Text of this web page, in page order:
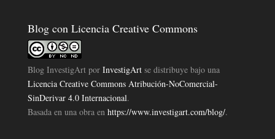
Blog con Licencia Creative Commons
Blog InvestigArtpor InvestigArtse distribuye bajo una
Licencia Creative Commons Atribución-NoComercial-
SinDerivar 4.0 Internacional.
Basada en una obra en https://www.investigart.com/blog/.